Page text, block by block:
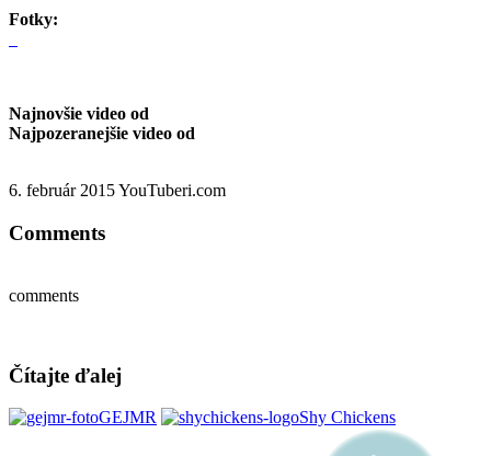
Fotky:
Najnovšie video od
Najpozeranejšie video od
6. február 2015YouTuberi.com
Comments
comments
Čítajte ďalej
GEJMR Shy Chickens